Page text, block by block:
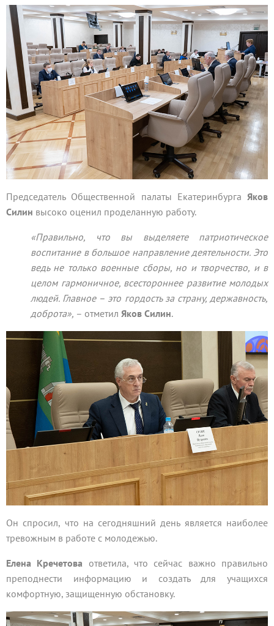
Председатель Общественной палаты Екатеринбурга Яков
Силин высоко оценил проделанную работу.
«Правильно, что вы выделяете патриотическое
воспитание в большое направление деятельности. Это
ведь не только военные сборы, но и творчество, и в
целом гармоничное, всестороннее развитие молодых
людей. Главное – это гордость за страну, державность,
доброта», – отметил Яков Силин.
Он спросил, что на сегодняшний день является наиболее
тревожным в работе с молодежью.
Елена Кречетова ответила, что сейчас важно правильно
преподнести информацию и создать для учащихся
комфортную, защищенную обстановку.